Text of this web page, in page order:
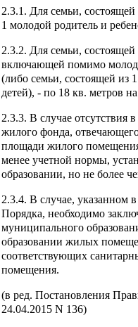
2.3.1. Для семьи,
1 молодой родитель и
2.3.2. Для семьи, состоящей
включающей помимо
(либо семьи, состоящей из
детей), - по 18 кв. метров
2.3.3. В случае отсутствия
жилого фонда,
площади жилого
менее учетной нормы,
образовании, но не более
2.3.4. В случае, указанном
Порядка, необходимо
муниципального
образовании жилых
соответствующих
помещения.
(в ред. Постановления
24.04.2015 N 136)